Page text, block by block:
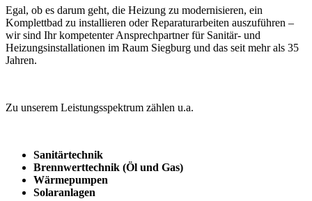
Egal, ob es darum geht, die Heizung zu modernisieren, ein
Komplettbad zu installieren oder Reparaturarbeiten auszuführen –
wir sind Ihr kompetenter Ansprechpartner für Sanitär- und
Heizungsinstallationen im Raum Siegburg und das seit mehr als 35
Jahren.
Zu unserem Leistungsspektrum zählen u.a.
Sanitärtechnik
Brennwerttechnik (Öl und Gas)
Wärmepumpen
Solaranlagen